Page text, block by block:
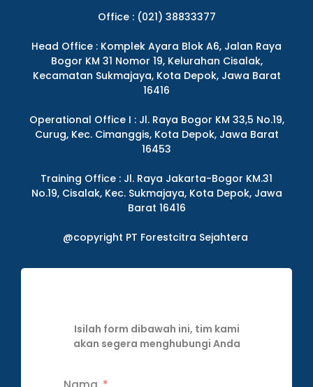
Office : (021) 38833377
Head Office : Komplek Ayara Blok A6, Jalan Raya
Bogor KM 31 Nomor 19, Kelurahan Cisalak,
Kecamatan Sukmajaya, Kota Depok, Jawa Barat
16416
Operational Office I : Jl. Raya Bogor KM 33,5 No.19,
Curug, Kec. Cimanggis, Kota Depok, Jawa Barat
16453
Training Office : Jl. Raya Jakarta-Bogor KM.31
No.19, Cisalak, Kec. Sukmajaya, Kota Depok, Jawa
Barat 16416
@copyright PT Forestcitra Sejahtera
Isilah form dibawah ini, tim kami
akan segera menghubungi Anda